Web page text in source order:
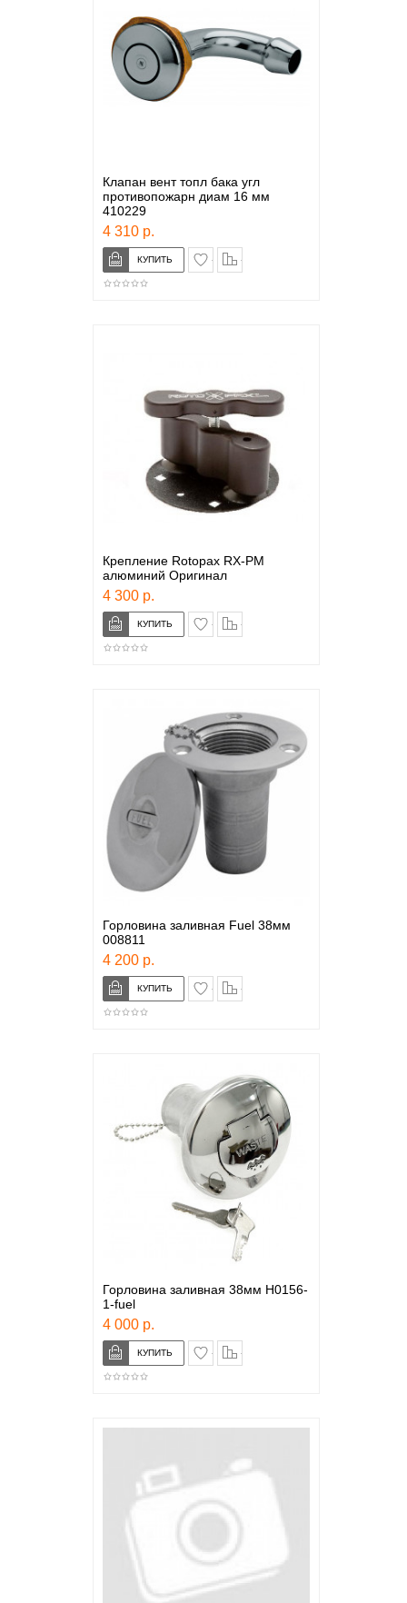
Клапан вент топл бака угл
противопожарн диам 16 мм
410229
4 310 р.
в закладки
Крепление Rotopax RX-РМ
алюминий Оригинал
4 300 р.
в закладки
Горловина заливная Fuel 38мм
008811
4 200 р.
в закладки
Горловина заливная 38мм H0156-
1-fuel
4 000 р.
в закладки